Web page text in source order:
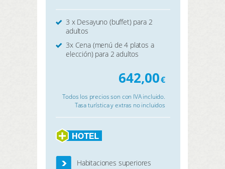
3 x Desayuno (buffet) para 2
adultos
3x Cena (menú de 4 platos a
elección) para 2 adultos
642,00€
Todos los precios son con IVA incluido.
Tasa turística y extras no incluidos
Habitaciones superiores